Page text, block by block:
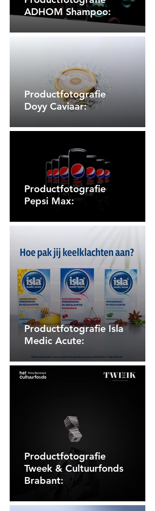
ADHOM Shampoo:
Productfotografie
Doyy Caviaar:
Productfotografie
Pepsi Max:
Productfotografie Isla
Medic Acute:
Productfotografie
Tweek & Cultuurfonds
Brabant: